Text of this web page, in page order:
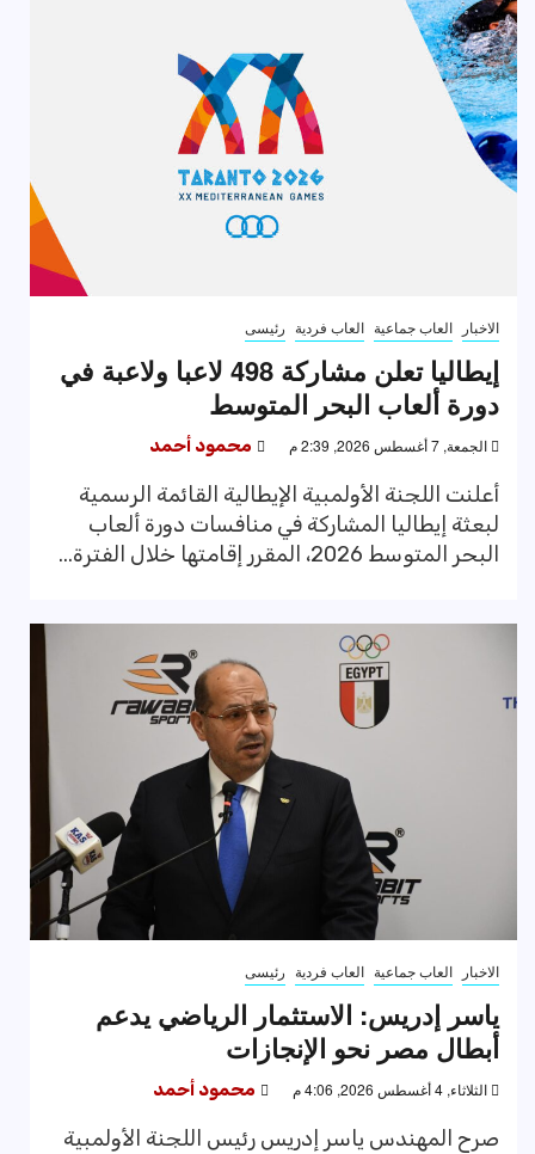
الاخبار العاب جماعية العاب فردية رئيسى
إيطاليا تعلن مشاركة 498 لاعبا ولاعبة في
دورة ألعاب البحر المتوسط
الجمعة, 7 أغسطس 2026, 2:39 م محمود أحمد
أعلنت اللجنة الأولمبية الإيطالية القائمة الرسمية
لبعثة إيطاليا المشاركة في منافسات دورة ألعاب
البحر المتوسط 2026، المقرر إقامتها خلال الفترة...
الاخبار العاب جماعية العاب فردية رئيسى
ياسر إدريس: الاستثمار الرياضي يدعم
أبطال مصر نحو الإنجازات
الثلاثاء, 4 أغسطس 2026, 4:06 م محمود أحمد
صرح المهندس ياسر إدريس رئيس اللجنة الأولمبية